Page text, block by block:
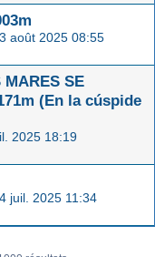
août 2025 08:55
MARES SE
(En la cúspide
2025 18:19
juil. 2025 11:34